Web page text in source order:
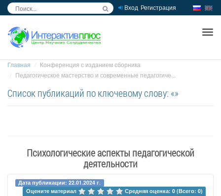
Вход Регистрация
Главная
Конференция с изданием сборника
Педагогическое мастерство и современные педагогиче...
Список публикаций по ключевому слову: «»
Психологические аспекты педагогической
деятельности
Дата публикации: 22.01.2024 г.
Оцените материал
Средняя оценка: 0 (Всего: 0)